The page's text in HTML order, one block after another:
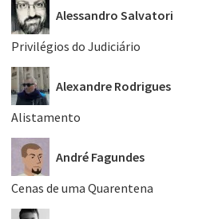
Alessandro Salvatori
Privilégios do Judiciário
Alexandre Rodrigues
Alistamento
André Fagundes
Cenas de uma Quarentena